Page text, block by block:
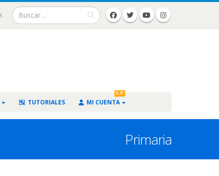
TUTORIALES MI CUENTA
U.P.
Primaria